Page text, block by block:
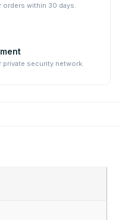
within 30 days.
private security network.